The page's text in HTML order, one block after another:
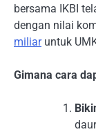
bersama IKBI
dengan nilai
miliaruntuk
Gimana cara